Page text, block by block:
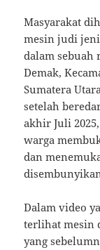
Masyarakat
mesin judi
dalam sebuah
Demak,
Sumatera
setelah
akhir Juli
warga
dan
Dalam video
terlihat mesin
yang